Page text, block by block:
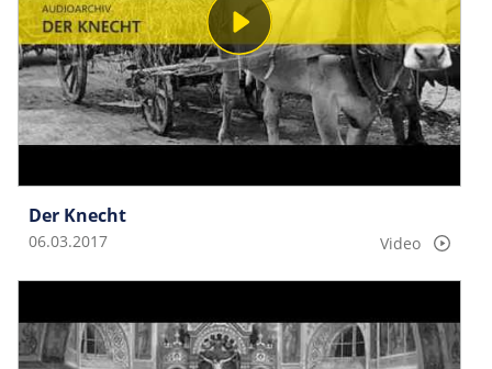
Der Knecht
06.03.2017 Video